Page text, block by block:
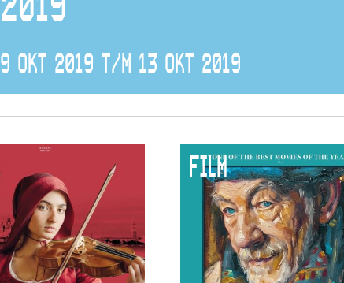
9 OKT 2019 T/M 13 OKT 2019
FILM